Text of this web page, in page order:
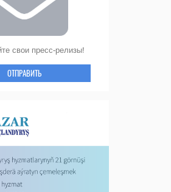
свои пресс-релизы!
ОТПРАВИТЬ